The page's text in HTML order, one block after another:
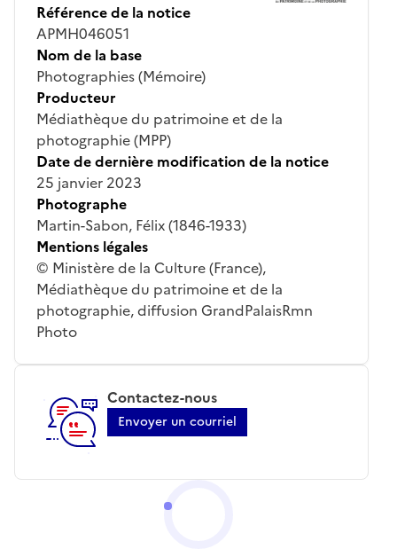
Référence de la notice
APMH046051
Nom de la base
Photographies (Mémoire)
Producteur
Médiathèque du patrimoine et de la
photographie (MPP)
Date de dernière modification de la notice
25 janvier 2023
Photographe
Martin-Sabon, Félix (1846-1933)
Mentions légales
© Ministère de la Culture (France),
Médiathèque du patrimoine et de la
photographie, diffusion GrandPalaisRmn
Photo
Contactez-nous
Envoyer un courriel